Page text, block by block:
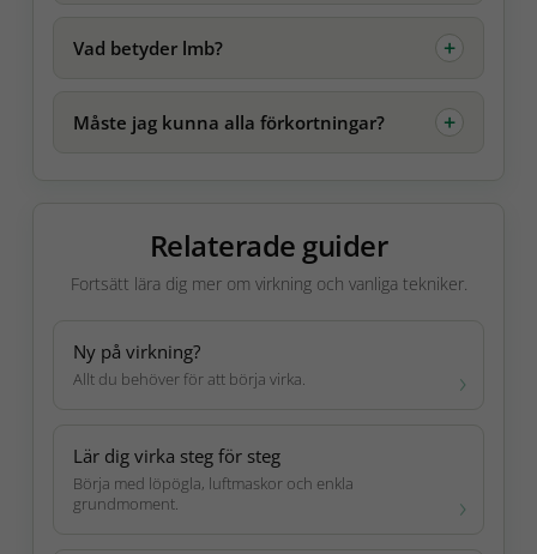
Vad betyder lmb?
Måste jag kunna alla förkortningar?
Relaterade guider
Fortsätt lära dig mer om virkning och vanliga tekniker.
Ny på virkning?
Allt du behöver för att börja virka.
Lär dig virka steg för steg
Börja med löpögla, luftmaskor och enkla
grundmoment.